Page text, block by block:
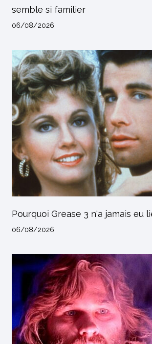
semble si familier
06/08/2026
Pourquoi Grease 3 n'a jamais eu
06/08/2026